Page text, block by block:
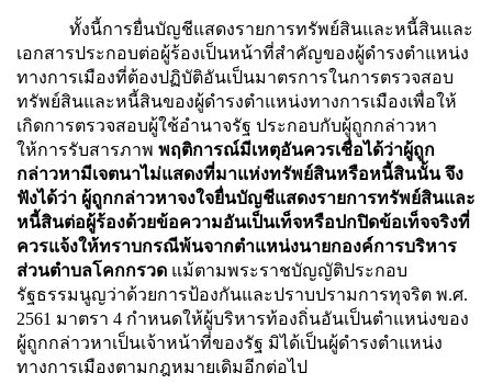
ทั้งนี้การยื่นบัญชีแสดงรายการทรัพย์สินและหนี้สินและ
เอกสารประกอบต่อผู้ร้องเป็นหน้าที่สำคัญของผู้ดำรงตำแหน่ง
ทางการเมืองที่ต้องปฏิบัติอันเป็นมาตรการในการตรวจสอบ
ทรัพย์สินและหนี้สินของผู้ดำรงตำแหน่งทางการเมืองเพื่อให้
เกิดการตรวจสอบผู้ใช้อำนาจรัฐ ประกอบกับผู้ถูกกล่าวหา
ให้การรับสารภาพ พฤติการณ์มีเหตุอันควรเชื่อได้ว่าผู้ถูก
กล่าวหามีเจตนาไม่แสดงที่มาแห่งทรัพย์สินหรือหนี้สินนั้น จึง
ฟังได้ว่า ผู้ถูกกล่าวหาจงใจยื่นบัญชีแสดงรายการทรัพย์สินและ
หนี้สินต่อผู้ร้องด้วยข้อความอันเป็นเท็จหรือปกปิดข้อเท็จจริงที่
ควรแจ้งให้ทราบกรณีพ้นจากตำแหน่งนายกองค์การบริหาร
ส่วนตำบลโคกกรวด แม้ตามพระราชบัญญัติประกอบ
รัฐธรรมนูญว่าด้วยการป้องกันและปราบปรามการทุจริต พ.ศ.
2561 มาตรา 4 กำหนดให้ผู้บริหารท้องถิ่นอันเป็นตำแหน่งของ
ผู้ถูกกล่าวหาเป็นเจ้าหน้าที่ของรัฐ มิได้เป็นผู้ดำรงตำแหน่ง
ทางการเมืองตามกฎหมายเดิมอีกต่อไป